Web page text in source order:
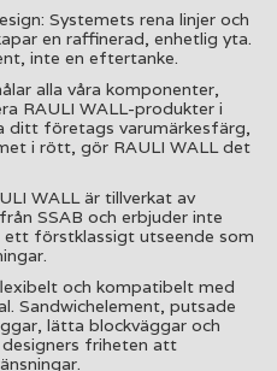
Systemets rena linjer och
en raffinerad, enhetlig yta.
inte en eftertanke.
alla våra komponenter,
RAULI WALL-produkter i
ditt företags varumärkesfärg,
i rött, gör RAULI WALL det
WALL är tillverkat av
SSAB och erbjuder inte
ett förstklassigt utseende som
och kompatibelt med
Sandwichelement, putsade
lätta blockväggar och
friheten att